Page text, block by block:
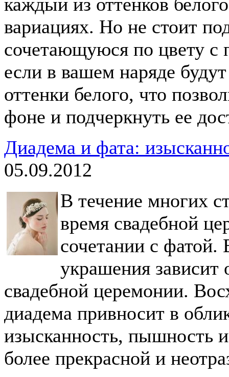
вариациях. Но не стоит
сочетающуюся по цвету с
если в вашем наряде
оттенки белого, что
фоне и подчеркнуть ее
Диадема и фата:
05.09.2012
В течение многих
время свадебной
сочетании с фатой.
украшения зависит
свадебной церемонии.
диадема привносит в
изысканность, пышность
более прекрасной и